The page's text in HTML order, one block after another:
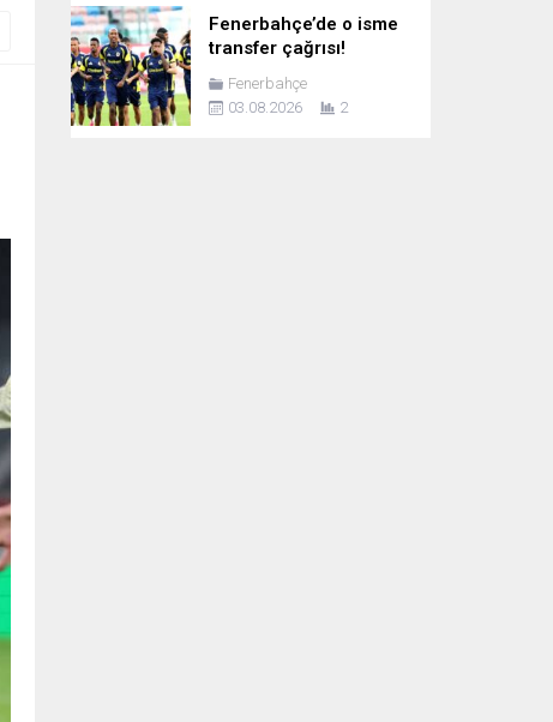
Fenerbahçe’de o isme
transfer çağrısı!
“Bonservisini al da gel”
Fenerbahçe
03.08.2026
2